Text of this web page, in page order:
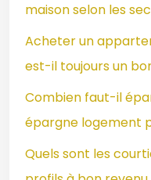
maison selon les
Acheter un
est-il toujours un
Combien faut-il
épargne logement
Quels sont les